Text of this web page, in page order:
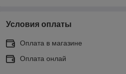
Условия оплаты
Оплата в магазине
Оплата онлай